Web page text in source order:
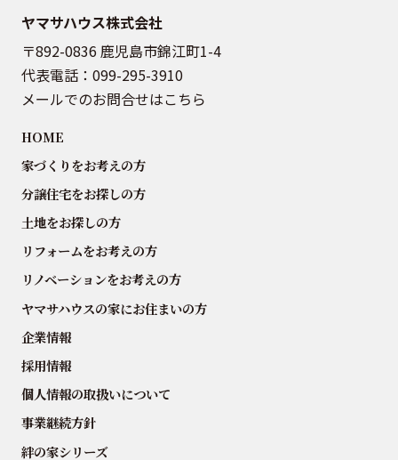
ヤマサハウス株式会社
〒892-0836 鹿児島市錦江町1-4
代表電話： 099-295-3910
メールでのお問合せはこちら
HOME
家づくりをお考えの方
分譲住宅をお探しの方
土地をお探しの方
リフォームをお考えの方
リノベーションをお考えの方
ヤマサハウスの家にお住まいの方
企業情報
採用情報
個人情報の取扱いについて
事業継続方針
絆の家シリーズ